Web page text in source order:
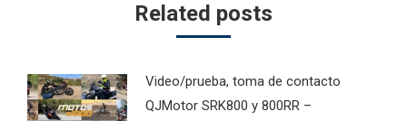
Related posts
Video/prueba, toma de contacto
QJMotor SRK800 y 800RR –